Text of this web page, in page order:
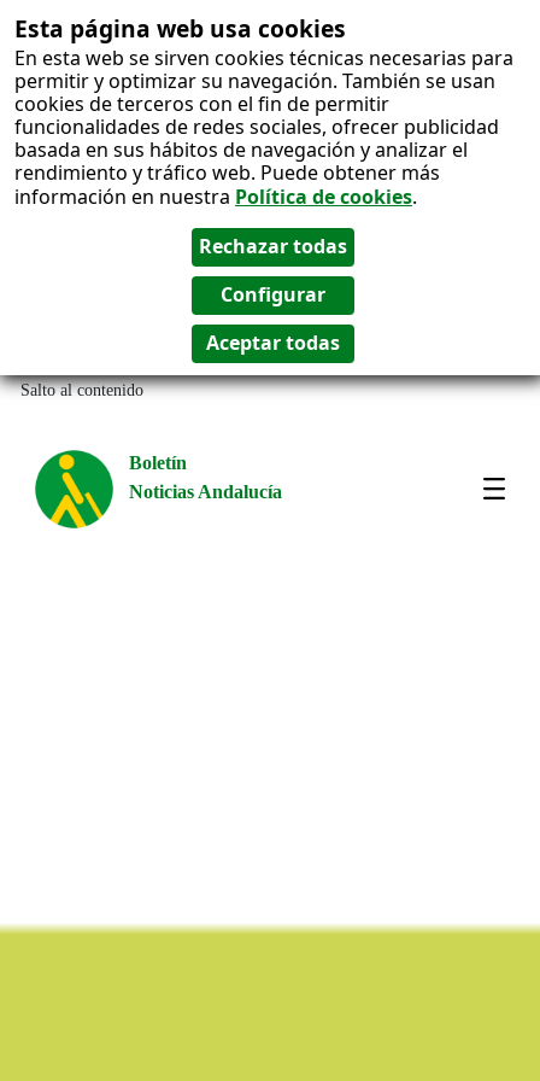
Esta página web usa cookies
En esta web se sirven cookies técnicas necesarias para
permitir y optimizar su navegación. También se usan
cookies de terceros con el fin de permitir
funcionalidades de redes sociales, ofrecer publicidad
basada en sus hábitos de navegación y analizar el
rendimiento y tráfico web. Puede obtener más
información en nuestra Política de cookies.
Salto al contenido
Boletín
Noticias Andalucía